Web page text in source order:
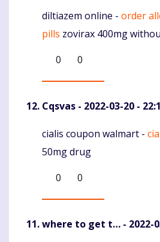
Komentaras
diltiazem online - order
pills zovirax 400mg
0
0
Cqsvas - 2022-03-20 -
Komentaras
cialis coupon walmart -
50mg drug
0
0
where to get t… - 2022-